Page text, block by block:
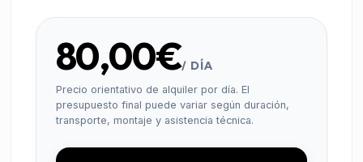
80,00€/ DÍA
Precio orientativo de alquiler por día. El
presupuesto final puede variar según duración,
transporte, montaje y asistencia técnica.